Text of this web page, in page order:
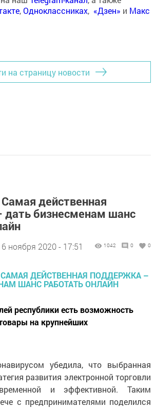
,Одноклассниках, «Дзен» и Макс
на страницу новости
действенная
бизнесменам шанс
ноября 2020 - 17:51 1042 0 0
республики есть возможность
на крупнейших
убедила, что выбранная
развития электронной торговли
и эффективной. Таким
с предпринимателями поделился